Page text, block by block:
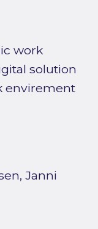
work
solution
envirement
Janni